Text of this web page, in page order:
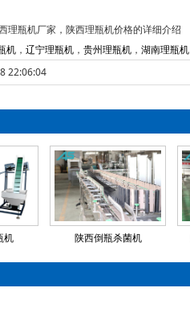
理瓶机厂家，陕西理瓶机价格的详细介绍
机 ， 辽宁理瓶机 ， 贵州理瓶机 ， 湖南理瓶机
22:06:04
机 陕西倒瓶杀菌机